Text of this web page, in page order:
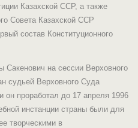
Казахской ССР, а также
Совета Казахской ССР
состав Конституционного
Сакенович на сессии Верховного
судьей Верховного Суда
он проработал до 17 апреля 1996
инстанции страны были для
творческими в